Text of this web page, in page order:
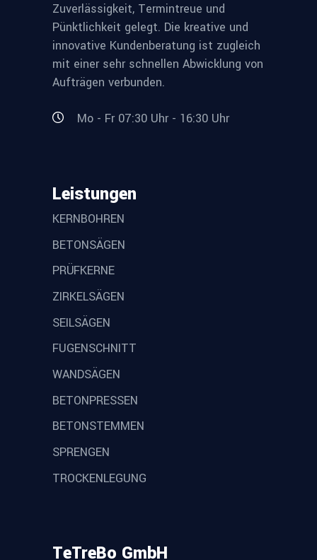
Zuverlässigkeit, Termintreue und
Pünktlichkeit gelegt. Die kreative und
innovative Kundenberatung ist zugleich
mit einer sehr schnellen Abwicklung von
Aufträgen verbunden.
Mo - Fr 07:30 Uhr - 16:30 Uhr
Leistungen
KERNBOHREN
BETONSÄGEN
PRÜFKERNE
ZIRKELSÄGEN
SEILSÄGEN
FUGENSCHNITT
WANDSÄGEN
BETONPRESSEN
BETONSTEMMEN
SPRENGEN
TROCKENLEGUNG
TeTreBo GmbH